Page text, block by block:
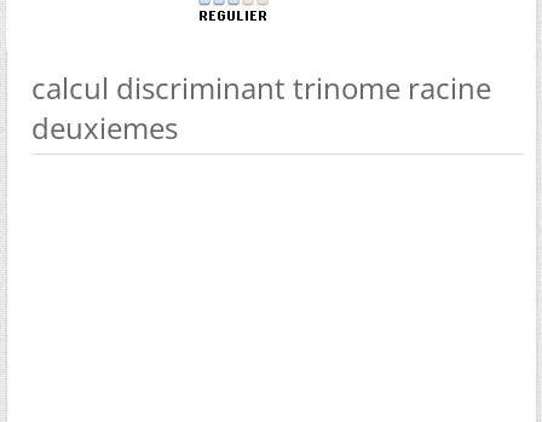
calcul discriminant trinome racine
deuxiemes